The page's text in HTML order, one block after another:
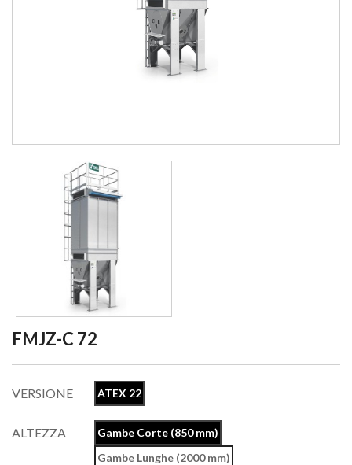
FMJZ-C 72
VERSIONE ATEX 22
ALTEZZA
Gambe Corte (850 mm)
Gambe Lunghe (2000 mm)